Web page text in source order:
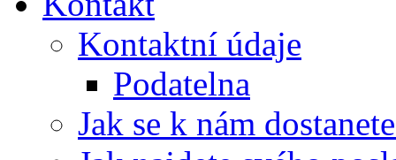
Kontaktní údaje
Podatelna
Jak se k nám